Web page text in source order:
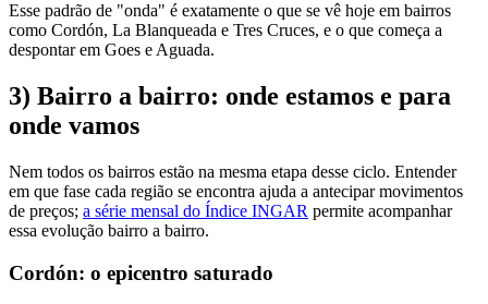
Esse padrão de "onda" é exatamente o que se vê hoje em bairros
como Cordón, La Blanqueada e Tres Cruces, e o que começa a
despontar em Goes e Aguada.
3) Bairro a bairro: onde estamos e para
onde vamos
Nem todos os bairros estão na mesma etapa desse ciclo. Entender
em que fase cada região se encontra ajuda a antecipar movimentos
de preços; a série mensal do Índice INGAR permite acompanhar
essa evolução bairro a bairro.
Cordón: o epicentro saturado